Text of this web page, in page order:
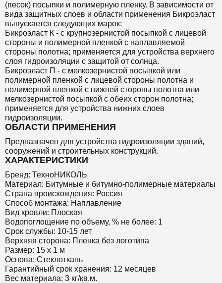
(песок) посыпки и полимерную пленку. В зависимости от
вида защитных слоев и области применения Бикроэласт
выпускается следующих марок:
Бикроэласт К - с крупнозернистой посыпкой с лицевой
стороны и полимерной пленкой с наплавляемой
стороны полотна; применяется для устройства верхнего
слоя гидроизоляции с защитой от солнца.
Бикроэласт П - с мелкозернистой посыпкой или
полимерной пленкой с лицевой стороны полотна и
полимерной пленкой с нижней стороны полотна или
мелкозернистой посыпкой с обеих сторон полотна;
применяется для устройства нижних слоев
гидроизоляции.
ОБЛАСТИ ПРИМЕНЕНИЯ
Предназначен для устройства гидроизоляции зданий,
сооружений и строительных конструкций.
ХАРАКТЕРИСТИКИ
Бренд: ТехноНИКОЛЬ
Материал: Битумные и битумно-полимерные материалы
Страна происхождения: Россия
Способ монтажа: Наплавление
Вид кровли: Плоская
Водопоглощение по объему, % не более: 1
Срок службы: 10-15 лет
Верхняя сторона: Пленка без логотипа
Размер: 15 х 1 м
Основа: Стеклоткань
Гарантийный срок хранения: 12 месяцев
Вес материала: 3 кг/кв.м.